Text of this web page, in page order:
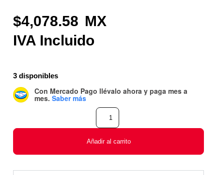
4,078.58
3 disponibles
Con Mercado Pago llévalo ahora y paga mes a
mes. Saber más
Añadir al carrito